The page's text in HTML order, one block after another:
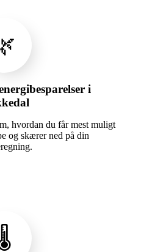
i
hvordan du får mest muligt
og skærer ned på din